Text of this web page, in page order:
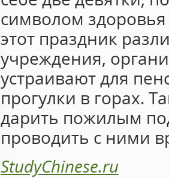
символом
этот праздник
учреждения,
устраивают для
прогулки в горах.
дарить пожилым
проводить с ними
StudyChinese.ru